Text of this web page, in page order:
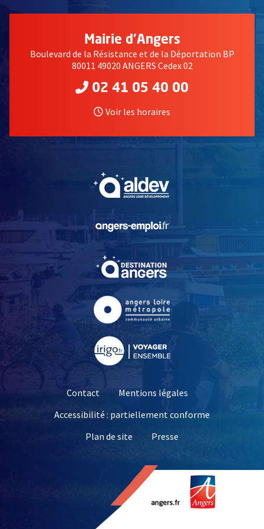
Mairie d'Angers
Boulevard de la Résistance et de la Déportation BP
80011 49020 ANGERS Cedex 02
02 41 05 40 00
Voir les horaires
, Ouvre une nouvelle
, Ouvre une nouvelle
Contact
Mentions légales
Accessibilité : partiellement conforme
Plan de site
Presse